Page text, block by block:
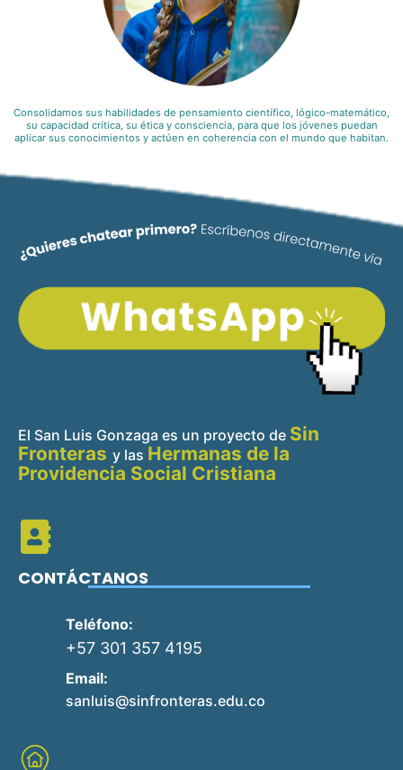
Consolidamos sus habilidades de pensamiento científico, lógico-matemático,
su capacidad crítica, su ética y consciencia, para que los jóvenes puedan
aplicar sus conocimientos y actúen en coherencia con el mundo que habitan.
El San Luis Gonzaga es un proyecto de Sin
Fronteras y las Hermanas de la
Providencia Social Cristiana
CONTÁCTANOS
Teléfono:
+57 301 357 4195
Email:
sanluis@sinfronteras.edu.co